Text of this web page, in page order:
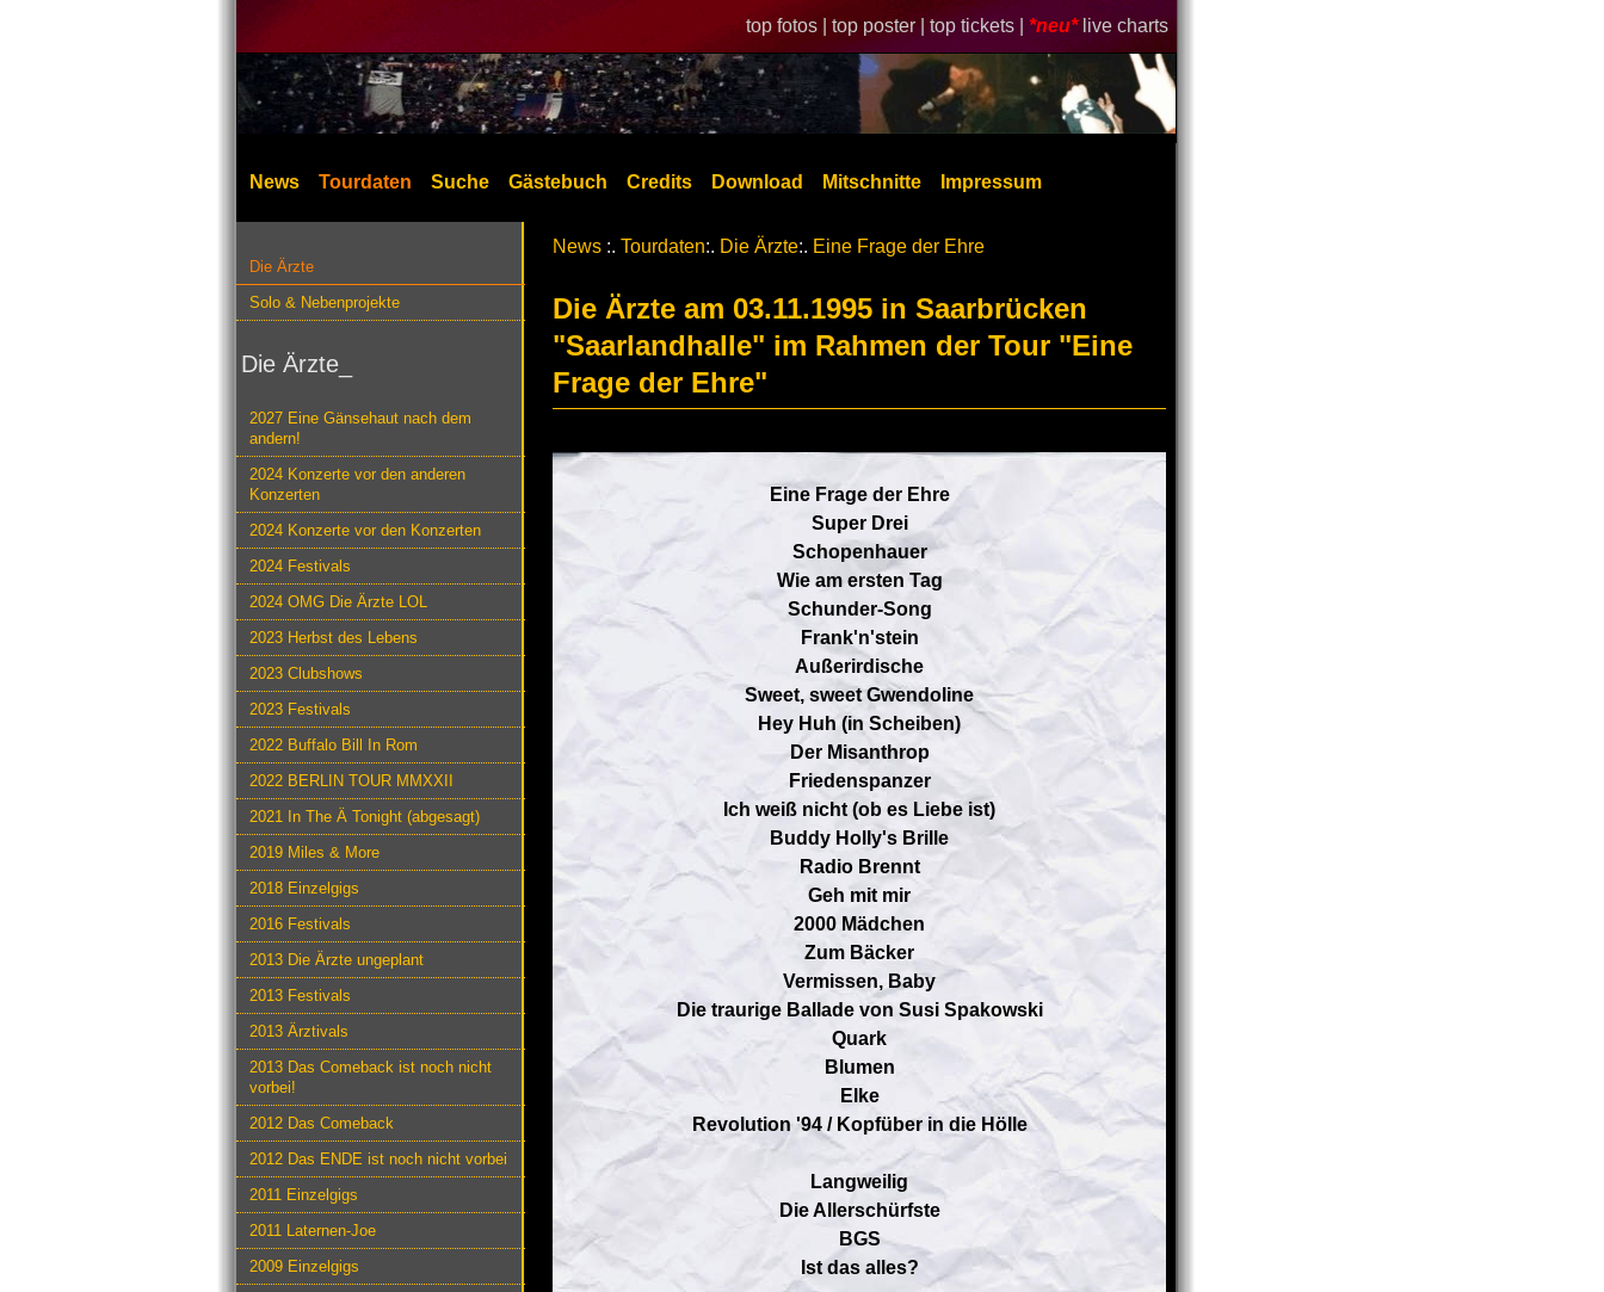
top fotos | top poster | top tickets | *neu* live charts
News Tourdaten Suche Gästebuch Credits Download Mitschnitte Impressum
Die Ärzte
Solo & Nebenprojekte
Die Ärzte_
2027 Eine Gänsehaut nach dem
andern!
2024 Konzerte vor den anderen
Konzerten
2024 Konzerte vor den Konzerten
2024 Festivals
2024 OMG Die Ärzte LOL
2023 Herbst des Lebens
2023 Clubshows
2023 Festivals
2022 Buffalo Bill In Rom
2022 BERLIN TOUR MMXXII
2021 In The Ä Tonight (abgesagt)
2019 Miles & More
2018 Einzelgigs
2016 Festivals
2013 Die Ärzte ungeplant
2013 Festivals
2013 Ärztivals
2013 Das Comeback ist noch nicht
vorbei!
2012 Das Comeback
2012 Das ENDE ist noch nicht vorbei
2011 Einzelgigs
2011 Laternen-Joe
2009 Einzelgigs
News :. Tourdaten:. Die Ärzte:. Eine Frage der Ehre
Die Ärzte am 03.11.1995 in Saarbrücken
"Saarlandhalle" im Rahmen der Tour "Eine
Frage der Ehre"
Eine Frage der Ehre
Super Drei
Schopenhauer
Wie am ersten Tag
Schunder-Song
Frank'n'stein
Außerirdische
Sweet, sweet Gwendoline
Hey Huh (in Scheiben)
Der Misanthrop
Friedenspanzer
Ich weiß nicht (ob es Liebe ist)
Buddy Holly's Brille
Radio Brennt
Geh mit mir
2000 Mädchen
Zum Bäcker
Vermissen, Baby
Die traurige Ballade von Susi Spakowski
Quark
Blumen
Elke
Revolution '94 / Kopfüber in die Hölle
Langweilig
Die Allerschürfste
BGS
Ist das alles?